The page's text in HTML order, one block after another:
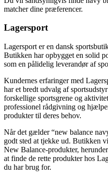
matcher dine præferencer.
Lagersport
Lagersport er en dansk
Butikken har opbygget en solid
som en pålidelig leverandør af
Kundernes erfaringer med
har et bredt udvalg af
forskellige sportsgrene og
professionel rådgivning og
produkter til deres behov.
Når det gælder “new balance
godt sted at tjekke ud. Butikken
New Balance-produkter,
at finde de rette produkter hos
du har brug for.